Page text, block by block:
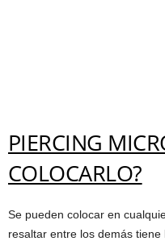
PIERCING
COLOCARLO?
Se pueden colocar en
resaltar entre los demás